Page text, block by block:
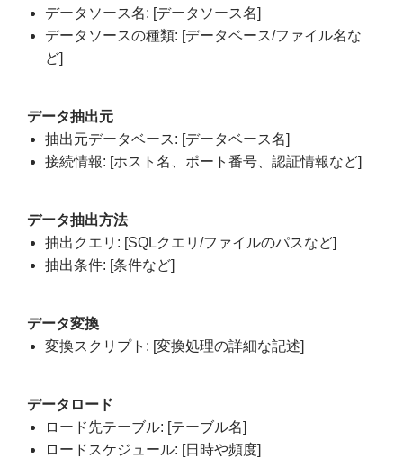
データソース名: [データソース名]
データソースの種類: [データベース/ファイル名な
ど]
データ抽出元
抽出元データベース: [データベース名]
接続情報: [ホスト名、ポート番号、認証情報など]
データ抽出方法
抽出クエリ: [SQLクエリ/ファイルのパスなど]
抽出条件: [条件など]
データ変換
変換スクリプト: [変換処理の詳細な記述]
データロード
ロード先テーブル: [テーブル名]
ロードスケジュール: [日時や頻度]